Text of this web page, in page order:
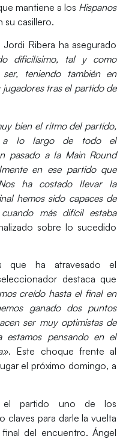
mantiene a los Hispanos
su casillero.
Jordi Ribera ha asegurado
dificilísimo, tal y como
teniendo también en
tras el partido de
bien el ritmo del partido,
a lo largo de todo el
pasado a la Main Round
en ese partido que
ha costado llevar la
hemos sido capaces de
más difícil estaba
sobre lo sucedido
que ha atravesado el
destaca que
creído hasta el final en
ganado dos puntos
ser muy optimistas de
pensando en el
. Este choque frente al
el próximodomingo, a
el partido uno de los
claves para darle la vuelta
final del encuentro.Ángel